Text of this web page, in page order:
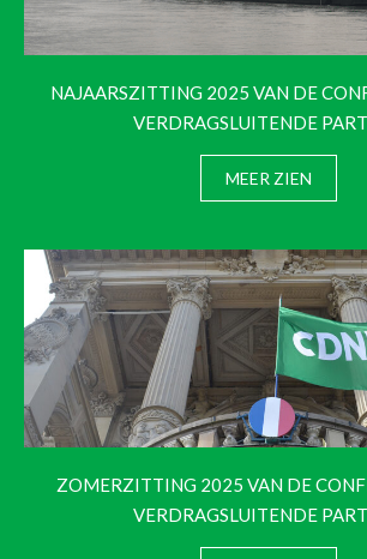
NAJAARSZITTING 2025 VAN DE
VERDRAGSLUITENDE
MEER ZIEN
ZOMERZITTING 2025 VAN DE
VERDRAGSLUITENDE